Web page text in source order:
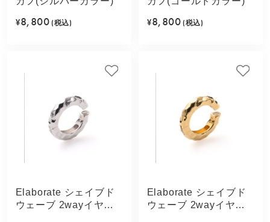
¥8,800 (税込) ¥8,800 (税込)
Elaborate シェイブド
ウェーブ 2wayイヤカ
Elaborate シェイブド
ウェーブ 2wayイヤカ